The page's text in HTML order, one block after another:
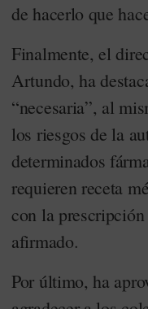
de hacerlo que
Finalmente, el
Artundo, ha
“necesaria”, al
los riesgos de la
determinados
requieren receta
con la
afirmado.
Por último, ha